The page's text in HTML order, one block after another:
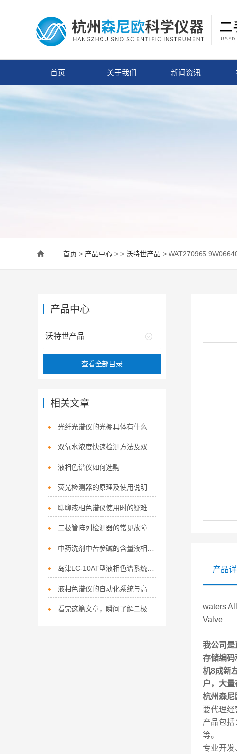
首页 关于我们 新闻资讯
首页 > 产品中心 > > 沃特世产品 > WAT270965
产品
waters
Valve
我公司是
存储编码
机8成新
户，大量
杭州森尼
要代理经
产品包括
等。
专业开发
产品中心
沃特世产品
查看全部目录
相关文章
液相色谱仪如何选购
荧光检测器的原理及使用说明